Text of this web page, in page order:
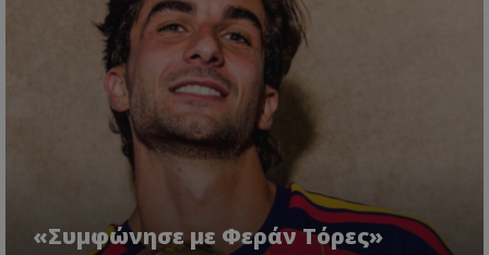
«Συμφώνησε με Φεράν Τόρες»